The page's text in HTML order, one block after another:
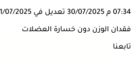
07:34 م 30/07/2025 تعديل في 31/07/2025
فقدان الوزن دون خسارة العضلات
تابعنا على